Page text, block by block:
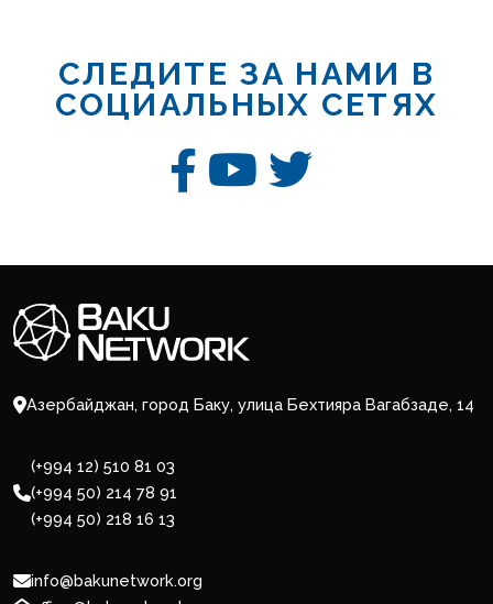
СЛЕДИТЕ ЗА НАМИ В
СОЦИАЛЬНЫХ СЕТЯХ
Азербайджан, город Баку, улица Бехтияра Вагабзаде, 14
(+994 12) 510 81 03
(+994 50) 214 78 91
(+994 50) 218 16 13
info@bakunetwork.org